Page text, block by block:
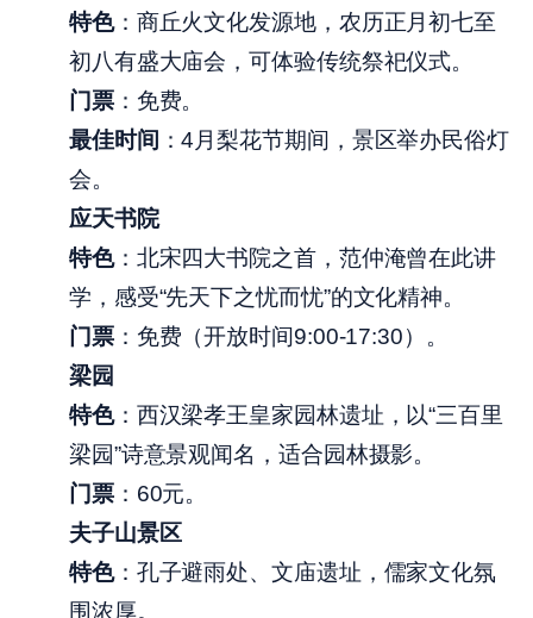
特色：商丘火文化发源地，农历正月初七至
初八有盛大庙会，可体验传统祭祀仪式。
门票：免费。
最佳时间 ：4月梨花节期间，景区举办民俗灯
会。
应天书院
特色：北宋四大书院之首，范仲淹曾在此讲
学，感受“先天下之忧而忧”的文化精神。
门票：免费（开放时间9:00-17:30）。
梁园
特色：西汉梁孝王皇家园林遗址，以“三百里
梁园”诗意景观闻名，适合园林摄影。
门票：60元。
夫子山景区
特色：孔子避雨处、文庙遗址，儒家文化氛
围浓厚。